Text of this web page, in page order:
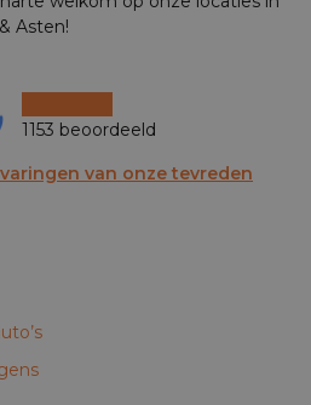
Asten!
1153 beoordeeld
van onze tevreden